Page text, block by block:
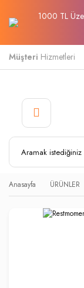
1000 TL
Müşteri Hizmetleri
Anasayfa ÜRÜNLER